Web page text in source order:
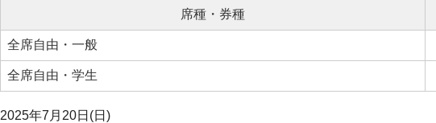
席種・券種
全席自由・一般
全席自由・学生
2025年7月20日(日)